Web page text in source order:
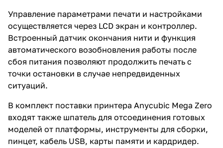
Управление параметрами печати и настройками
осуществляется через LCD экран и контроллер.
Встроенный датчик окончания нити и функция
автоматического возобновления работы после
сбоя питания позволяют продолжить печать с
точки остановки в случае непредвиденных
ситуаций.
В комплект поставки принтера Anycubic Mega Zero
входят также шпатель для отсоединения готовых
моделей от платформы, инструменты для сборки,
пинцет, кабель USB, карты памяти и кардридер.